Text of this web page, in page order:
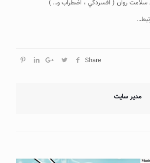
روان ( افسردگي ، اضطراب و… )
Share
مدیر سایت